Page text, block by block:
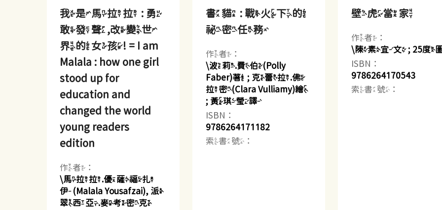
我是馬拉拉 : 勇
敢發聲,改變世
界的女孩! = I am
Malala : how one girl
stood up for
education and
changed the world
young readers
edition
作者：
\馬拉拉.優薩福扎
伊(Malala Yousafzai), 派
翠西亞.麥考密克
書貓 : 戰火下的
祕密任務
作者：
\波莉.費伯(Polly
Faber)著 ; 克蕾拉.佛
拉密(Clara Vulliamy)繪
; 黃琪瑩譯
ISBN：
9786264171182
索書號：
壁虎當家
作者：
\陳素宜文 ; 25度
ISBN：
9786264170543
索書號：